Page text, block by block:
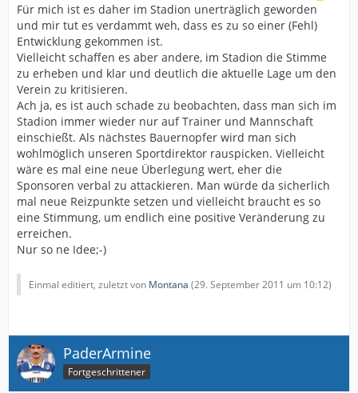
Für mich ist es daher im Stadion unerträglich geworden
und mir tut es verdammt weh, dass es zu so einer (Fehl)
Entwicklung gekommen ist.
Vielleicht schaffen es aber andere, im Stadion die Stimme
zu erheben und klar und deutlich die aktuelle Lage um den
Verein zu kritisieren.
Ach ja, es ist auch schade zu beobachten, dass man sich im
Stadion immer wieder nur auf Trainer und Mannschaft
einschießt. Als nächstes Bauernopfer wird man sich
wohlmöglich unseren Sportdirektor rauspicken. Vielleicht
wäre es mal eine neue Überlegung wert, eher die
Sponsoren verbal zu attackieren. Man würde da sicherlich
mal neue Reizpunkte setzen und vielleicht braucht es so
eine Stimmung, um endlich eine positive Veränderung zu
erreichen.
Nur so ne Idee;-)
Einmal editiert, zuletzt von Montana (29. September 2011 um 10:12)
PaderArmine
Fortgeschrittener